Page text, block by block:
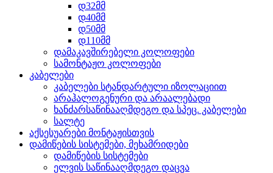
დ32მმ
დ40მმ
დ50მმ
დ110მმ
დამაკავშირებელი კოლოფები
სამონტაჟო კოლოფები
კაბელები
კაბელები სტანდარტული იზოლაციით
არაჰალოგენური და არაალებადი
ხანძარსაწინააღმდეგო და სპეც. კაბელები
სალტე
აქსესუარები მონტაჟისთვის
დამიწების სისტემები, მეხამრიდები
დამიწების სისტემები
ელვის საწინააღმდეგო დაცვა